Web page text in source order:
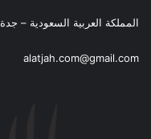
المملكة العربية السعودية – جدة
alatjah.com@gmail.com